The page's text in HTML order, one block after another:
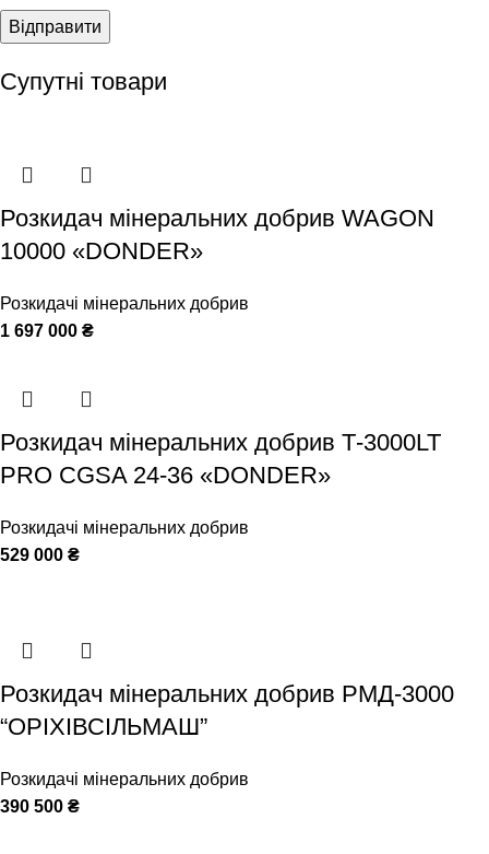
Супутні товари
Розкидач мінеральних добрив WAGON
10000 «DОNDER»
Розкидачі мінеральних добрив
1 697 000 ₴
Розкидач мінеральних добрив Т-3000LT
PRO CGSA 24-36 «DONDER»
Розкидачі мінеральних добрив
529 000 ₴
Розкидач мінеральних добрив РМД-3000
“ОРІХІВСІЛЬМАШ”
Розкидачі мінеральних добрив
390 500 ₴